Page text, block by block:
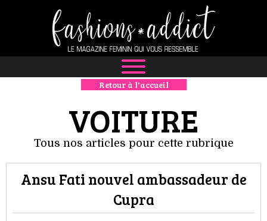
NEWS
MODE
LUXE
DÉFILÉS
BOUTIQUE
Retour à l'accueil
VOITURE
Tous nos articles pour cette rubrique
Ansu Fati nouvel ambassadeur de
Cupra